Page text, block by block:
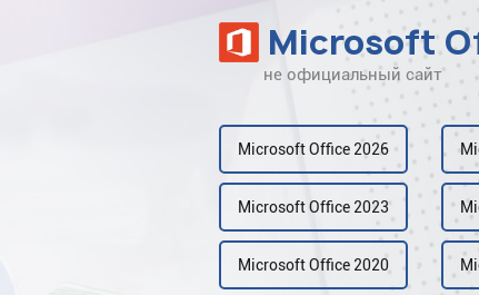
Microsoft
не официальный сайт
Microsoft Office 2026
Microsoft Office 2023
Microsoft Office 2020